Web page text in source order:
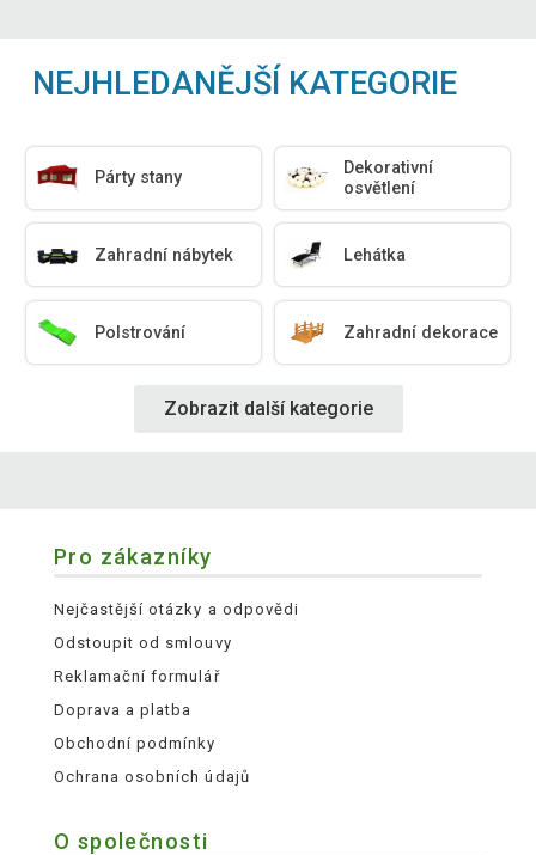
NEJHLEDANĚJŠÍ KATEGORIE
Párty stany
Dekorativní
osvětlení
Zahradní nábytek Lehátka
Polstrování Zahradní dekorace
Zobrazit další kategorie
Pro zákazníky
Nejčastější otázky a odpovědi
Odstoupit od smlouvy
Reklamační formulář
Doprava a platba
Obchodní podmínky
Ochrana osobních údajů
O společnosti